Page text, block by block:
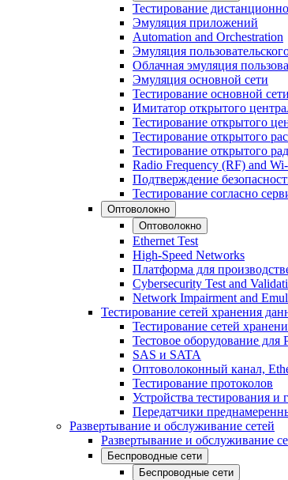
Тестирование
Эмуляция приложений
Automation and Orchestration
Эмуляция
Облачная эмуляция
Эмуляция основной сети
Тестирование основной сети
Имитатор открытого
Тестирование открытого
Тестирование открытого
Тестирование открытого
Radio Frequency (RF) and
Подтверждение
Тестирование согласно
Оптоволокно
Оптоволокно
Ethernet Test
High-Speed Networks
Платформа для
Cybersecurity Test and
Network Impairment and
Тестирование сетей хранения
Тестирование сетей
Тестовое оборудование для
SAS и SATA
Оптоволоконный канал,
Тестирование протоколов
Устройства тестирования и
Передатчики
Развертывание и обслуживание сетей
Развертывание и обслуживание
Беспроводные сети
Беспроводные сети